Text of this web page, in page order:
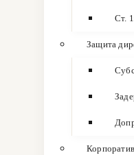
Ст.
Защита